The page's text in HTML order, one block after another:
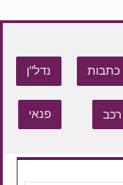
כתבות נדל"ן
רכב פנאי